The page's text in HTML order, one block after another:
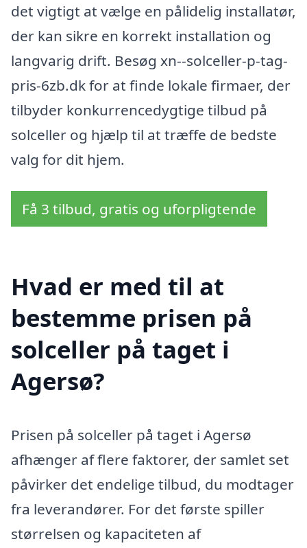
det vigtigt at vælge en pålidelig installatør,
der kan sikre en korrekt installation og
langvarig drift. Besøg xn--solceller-p-tag-
pris-6zb.dk for at finde lokale firmaer, der
tilbyder konkurrencedygtige tilbud på
solceller og hjælp til at træffe de bedste
valg for dit hjem.
Få 3 tilbud, gratis og uforpligtende
Hvad er med til at
bestemme prisen på
solceller på taget i
Agersø?
Prisen på solceller på taget i Agersø
afhænger af flere faktorer, der samlet set
påvirker det endelige tilbud, du modtager
fra leverandører. For det første spiller
størrelsen og kapaciteten af